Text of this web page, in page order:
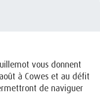
vous donnent
à Cowes et au défit
de naviguer